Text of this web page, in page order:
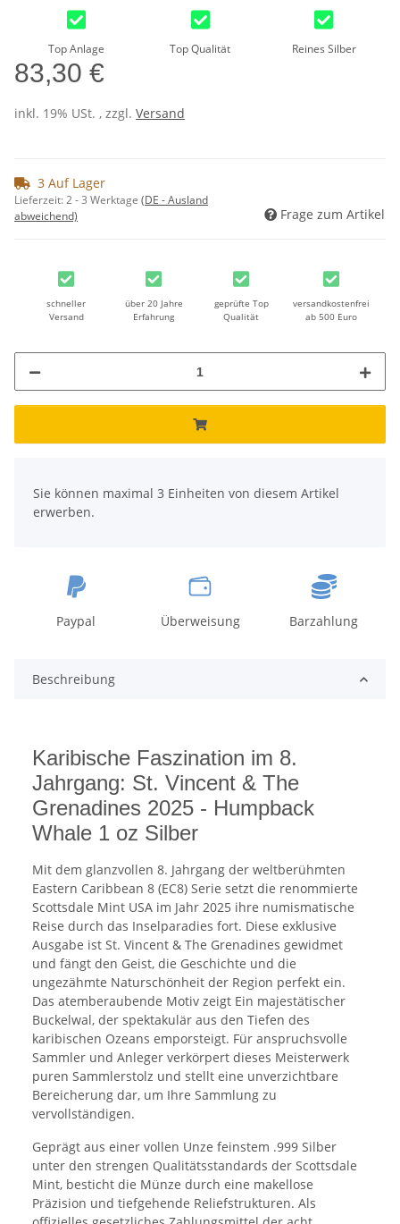
Top Anlage Top Qualität Reines Silber
83,30 €
inkl. 19% USt. , zzgl. Versand
3 Auf Lager
Lieferzeit:2 - 3 Werktage (DE - Ausland
abweichend)
Frage zum Artikel
schneller
Versand
über 20 Jahre
Erfahrung
geprüfte Top
Qualität
versandkostenfrei
ab 500 Euro
Sie können maximal 3 Einheiten von diesem Artikel
erwerben.
Paypal Überweisung Barzahlung
Beschreibung
Karibische Faszination im 8.
Jahrgang: St. Vincent & The
Grenadines 2025 - Humpback
Whale 1 oz Silber
Mit dem glanzvollen 8. Jahrgang der weltberühmten
Eastern Caribbean 8 (EC8) Serie setzt die renommierte
Scottsdale Mint USA im Jahr 2025 ihre numismatische
Reise durch das Inselparadies fort. Diese exklusive
Ausgabe ist St. Vincent & The Grenadines gewidmet
und fängt den Geist, die Geschichte und die
ungezähmte Naturschönheit der Region perfekt ein.
Das atemberaubende Motiv zeigt Ein majestätischer
Buckelwal, der spektakulär aus den Tiefen des
karibischen Ozeans emporsteigt. Für anspruchsvolle
Sammler und Anleger verkörpert dieses Meisterwerk
puren Sammlerstolz und stellt eine unverzichtbare
Bereicherung dar, um Ihre Sammlung zu
vervollständigen.
Geprägt aus einer vollen Unze feinstem .999 Silber
unter den strengen Qualitätsstandards der Scottsdale
Mint, besticht die Münze durch eine makellose
Präzision und tiefgehende Reliefstrukturen. Als